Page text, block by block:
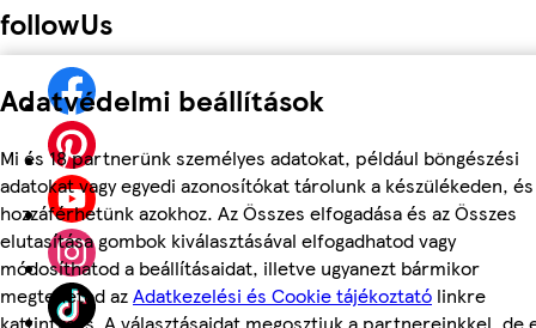
Adatvédelmi beállítások
Mi és 18 partnerünk személyes adatokat, például böngészési
adatokat vagy egyedi azonosítókat tárolunk a készülékeden, és
hozzáférhetünk azokhoz. Az Összes elfogadása és az Összes
elutasítása gombok kiválasztásával elfogadhatod vagy
módosíthatod a beállításaidat, illetve ugyanezt bármikor
megteheted azAdatkezelési és Cookie tájékoztató linkre
kattintva is. A választásaidat megosztjuk a partnereinkkel, de
followUs